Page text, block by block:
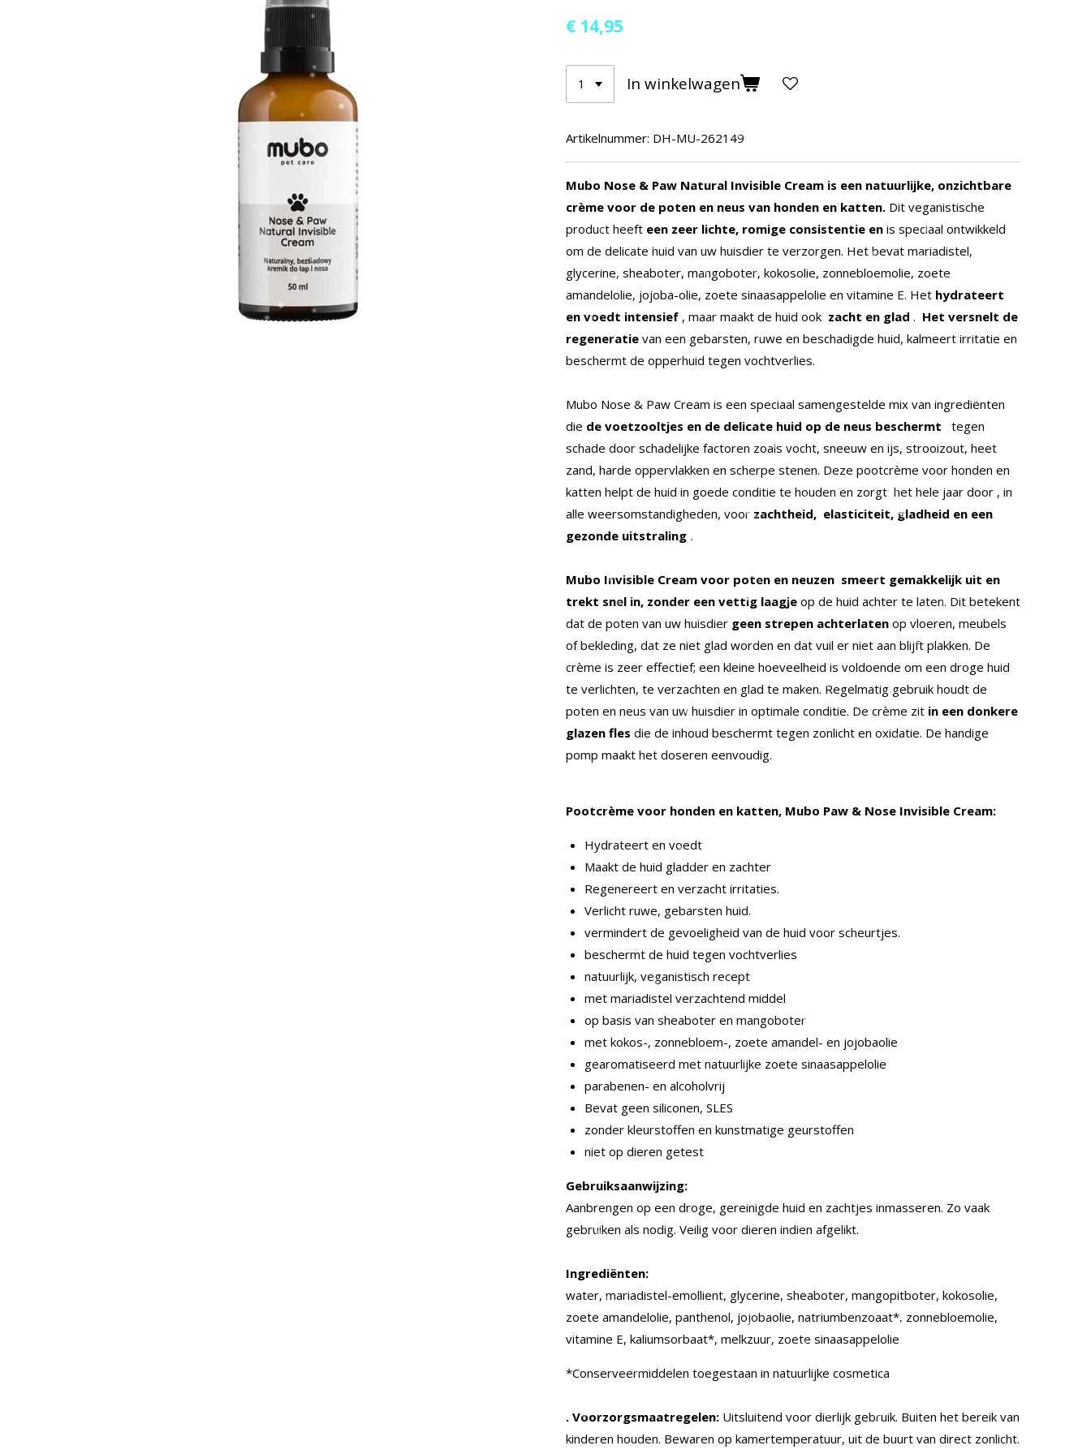
€ 14,95
In winkelwagen
Artikelnummer: DH-MU-262149
Mubo Nose & Paw Natural Invisible Cream is een natuurlijke, onzichtbare
crème voor de poten en neus van honden en katten. Dit veganistische
product heeft een zeer lichte, romige consistentie en is speciaal ontwikkeld
om de delicate huid van uw huisdier te verzorgen. Het bevat mariadistel,
glycerine, sheaboter, mangoboter, kokosolie, zonnebloemolie, zoete
amandelolie, jojoba-olie, zoete sinaasappelolie en vitamine E. Het hydrateert
en voedt intensief , maar maakt de huid ook zacht en glad . Het versnelt de
regeneratie van een gebarsten, ruwe en beschadigde huid, kalmeert irritatie en
beschermt de opperhuid tegen vochtverlies.
Mubo Nose & Paw Cream is een speciaal samengestelde mix van ingrediënten
die de voetzooltjes en de delicate huid op de neus beschermt
tegen
schade door schadelijke factoren zoals vocht, sneeuw en ijs, strooizout, heet
zand, harde oppervlakken en scherpe stenen. Deze pootcrème voor honden en
katten helpt de huid in goede conditie te houden en zorgt het hele jaar door , in
alle weersomstandigheden, voor zachtheid, elasticiteit, gladheid en een
gezonde uitstraling .
Mubo Invisible Cream voor poten en neuzen smeert gemakkelijk uit en
trekt snel in, zonder een vettig laagje op de huid achter te laten. Dit betekent
dat de poten van uw huisdier geen strepen achterlaten op vloeren, meubels
of bekleding, dat ze niet glad worden en dat vuil er niet aan blijft plakken. De
crème is zeer effectief; een kleine hoeveelheid is voldoende om een ​​droge huid
te verlichten, te verzachten en glad te maken. Regelmatig gebruik houdt de
poten en neus van uw huisdier in optimale conditie. De crème zit in een donkere
glazen fles die de inhoud beschermt tegen zonlicht en oxidatie. De handige
pomp maakt het doseren eenvoudig.
Pootcrème voor honden en katten, Mubo Paw & Nose Invisible Cream:
Hydrateert en voedt
Maakt de huid gladder en zachter
Regenereert en verzacht irritaties.
Verlicht ruwe, gebarsten huid.
vermindert de gevoeligheid van de huid voor scheurtjes.
beschermt de huid tegen vochtverlies
natuurlijk, veganistisch recept
met mariadistel verzachtend middel
op basis van sheaboter en mangoboter
met kokos-, zonnebloem-, zoete amandel- en jojobaolie
gearomatiseerd met natuurlijke zoete sinaasappelolie
parabenen- en alcoholvrij
Bevat geen siliconen, SLES
zonder kleurstoffen en kunstmatige geurstoffen
niet op dieren getest
Gebruiksaanwijzing:
Aanbrengen op een droge, gereinigde huid en zachtjes inmasseren. Zo vaak
gebruiken als nodig. Veilig voor dieren indien afgelikt.
Ingrediënten:
water, mariadistel-emollient, glycerine, sheaboter, mangopitboter, kokosolie,
zoete amandelolie, panthenol, jojobaolie, natriumbenzoaat*, zonnebloemolie,
vitamine E, kaliumsorbaat*, melkzuur, zoete sinaasappelolie
*Conserveermiddelen toegestaan ​​in natuurlijke cosmetica
. Voorzorgsmaatregelen: Uitsluitend voor dierlijk gebruik. Buiten het bereik van
kinderen houden. Bewaren op kamertemperatuur, uit de buurt van direct zonlicht.